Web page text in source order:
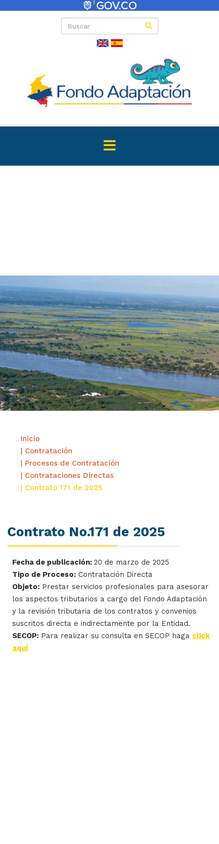
Directas
Inicio
| Contratación
| Procesos de Contratación
| Contrataciones Directas
| Contrato 171 de 2025
Contrato No.171 de 2025
Fecha de publicación: 20 de marzo de 2025
Tipo de Proceso: Contratación Directa
Objeto: Prestar servicios profesionales para asesorar
los aspectos tributarios a cargo del Fondo Adaptación
y la revisión tributaria de los contratos y convenios
suscritos directa e indirectamente por la Entidad.
SECOP: Para realizar su consulta en SECOP haga click
aquí